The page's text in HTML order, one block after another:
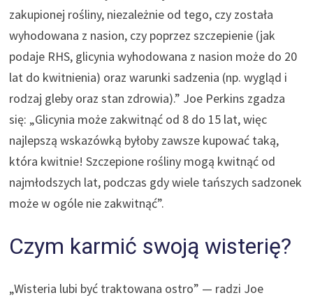
zakupionej rośliny, niezależnie od tego, czy została
wyhodowana z nasion, czy poprzez szczepienie (jak
podaje RHS, glicynia wyhodowana z nasion może do 20
lat do kwitnienia) oraz warunki sadzenia (np. wygląd i
rodzaj gleby oraz stan zdrowia).” Joe Perkins zgadza
się: „Glicynia może zakwitnąć od 8 do 15 lat, więc
najlepszą wskazówką byłoby zawsze kupować taką,
która kwitnie! Szczepione rośliny mogą kwitnąć od
najmłodszych lat, podczas gdy wiele tańszych sadzonek
może w ogóle nie zakwitnąć”.
Czym karmić swoją wisterię?
„Wisteria lubi być traktowana ostro” — radzi Joe